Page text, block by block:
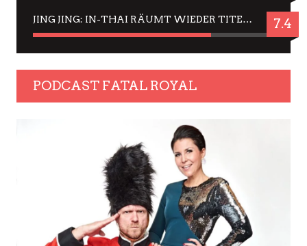
JING JING: IN-THAI RÄUMT WIEDER TITEL AB – EIN ZWEI-STUNDEN-ERLEBNISBERICHT 7.4
PODCAST FATAL ROYAL